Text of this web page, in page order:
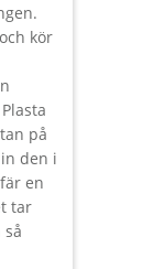
kör
på
den i
en
tar